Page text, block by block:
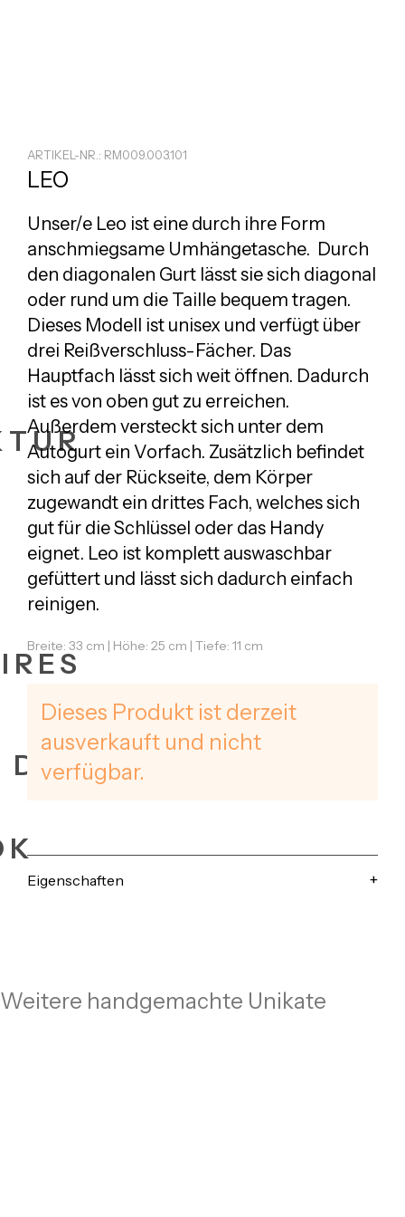
DATES
ARTIKEL-NR.: RM009.003.101
LEO
Unser/e Leo ist eine durch ihre Form
anschmiegsame Umhängetasche. Durch
den diagonalen Gurt lässt sie sich diagonal
oder rund um die Taille bequem tragen.
Dieses Modell ist unisex und verfügt über
drei Reißverschluss-Fächer. Das
Hauptfach lässt sich weit öffnen. Dadurch
ist es von oben gut zu erreichen.
Außerdem versteckt sich unter dem
Autogurt ein Vorfach. Zusätzlich befindet
sich auf der Rückseite, dem Körper
zugewandt ein drittes Fach, welches sich
gut für die Schlüssel oder das Handy
eignet. Leo ist komplett auswaschbar
gefüttert und lässt sich dadurch einfach
reinigen.
Breite: 33 cm | Höhe: 25 cm | Tiefe: 11 cm
Dieses Produkt ist derzeit
ausverkauft und nicht
verfügbar.
Eigenschaften
Weitere handgemachte Unikate